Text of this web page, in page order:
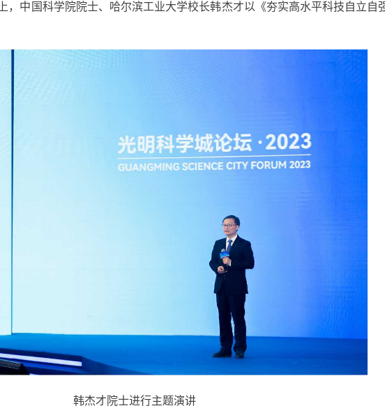
，中国科学院院士、哈尔滨工业大学校长韩杰才以《夯实高水平科技自立
韩杰才院士进行主题演讲